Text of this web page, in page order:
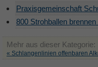
Praxisgemeinschaft
800 Strohballen
Mehr aus dieser Kategorie:
« Schlangenlinien offenbaren